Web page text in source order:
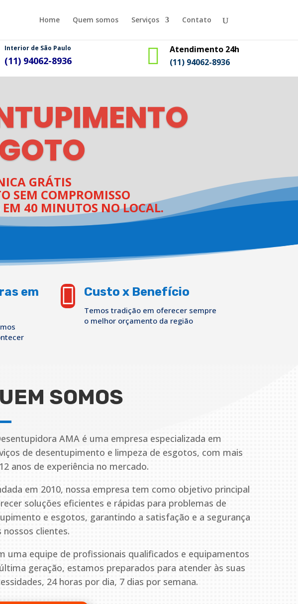
Home Quem somos Serviços Contato
Interior de São Paulo
(11) 94062-8936 
Atendimento 24h
(11) 94062-8936
GRÁTIS
SEM COMPROMISSO
EM 40 MINUTOS NO LOCAL.
em
 Custo x Benefício
Temos tradição em oferecer sempre
o melhor orçamento da região
SOMOS
AMA é uma empresa especializada em
de desentupimento e limpeza de esgotos, com mais
anos de experiência no mercado.
em 2010, nossa empresa tem como objetivo principal
soluções eficientes e rápidas para problemas de
e esgotos, garantindo a satisfação e a segurança
nossos clientes.
uma equipe de profissionais qualificados e equipamentos
geração, estamos preparados para atender às suas
24 horas por dia, 7 dias por semana.